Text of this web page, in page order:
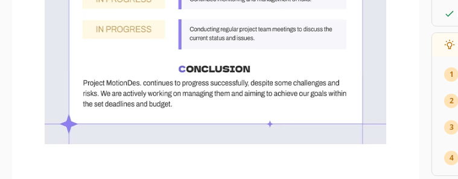
1
2
3
4